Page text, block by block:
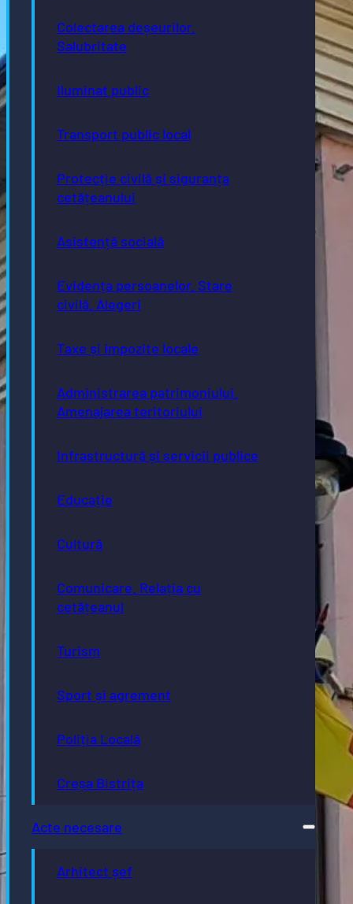
Colectarea deșeurilor.
Salubritate
Iluminat public
Transport public local
Protecție civilă și siguranța
cetățeanului
Asistență socială
Evidența persoanelor. Stare
civilă. Alegeri
Taxe și impozite locale
Administrarea patrimoniului.
Amenajarea teritoriului
Infrastructură și servicii publice
Educație
Cultură
Comunicare. Relația cu
cetățeanul
Turism
Sport și agrement
Poliția Locală
Creșa Bistrița
Acte necesare
Arhitect șef